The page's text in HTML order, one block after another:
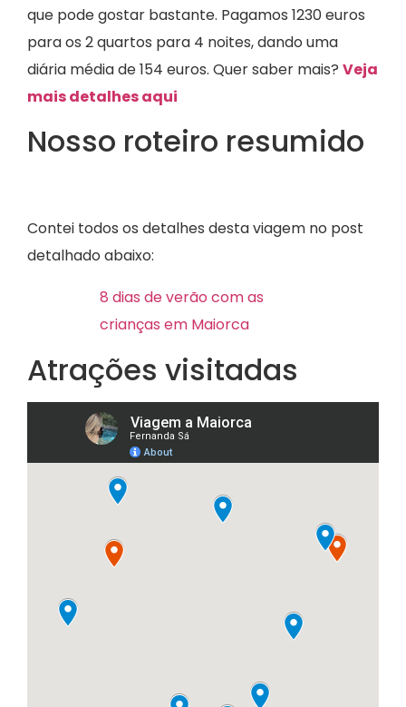
que pode gostar bastante. Pagamos 1230 euros
para os 2 quartos para 4 noites, dando uma
diária média de 154 euros. Quer saber mais? Veja
mais detalhes aqui
Nosso roteiro resumido
Contei todos os detalhes desta viagem no post
detalhado abaixo:
8 dias de verão com as
crianças em Maiorca
Atrações visitadas